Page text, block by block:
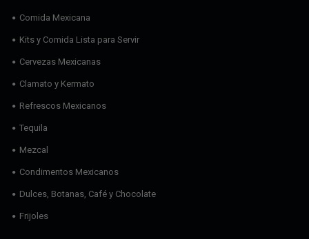
Comida Mexicana
Kits y Comida Lista para Servir
Cervezas Mexicanas
Clamato y Kermato
Refrescos Mexicanos
Tequila
Mezcal
Condimentos Mexicanos
Dulces, Botanas, Café y Chocolate
Frijoles